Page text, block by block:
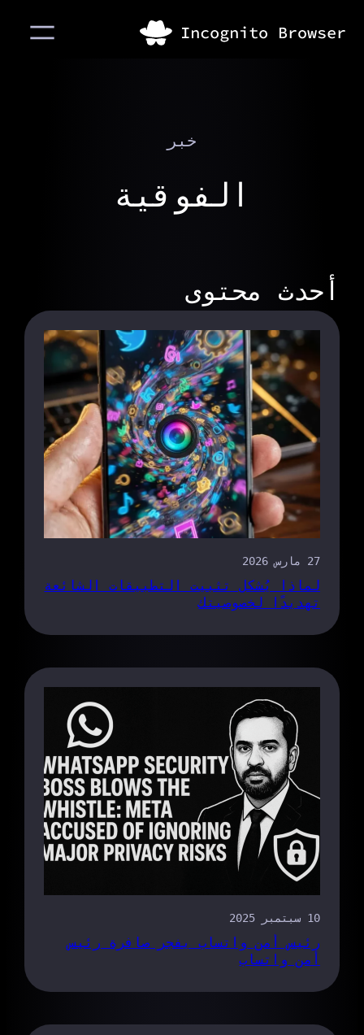
خبر
الفوقية
أحدث محتوى
27 مارس 2026
لماذا يُشكل تثبيت التطبيقات الشائعة
تهديدًا لخصوصيتك
10 سبتمبر 2025
رئيس أمن واتساب يفجر صافرة رئيس
أمن واتساب